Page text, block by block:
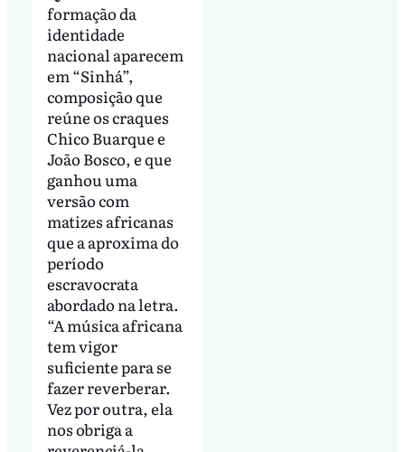
formação da
identidade
nacional aparecem
em “Sinhá”,
composição que
reúne os craques
Chico Buarque e
João Bosco, e que
ganhou uma
versão com
matizes africanas
que a aproxima do
período
escravocrata
abordado na letra.
“A música africana
tem vigor
suficiente para se
fazer reverberar.
Vez por outra, ela
nos obriga a